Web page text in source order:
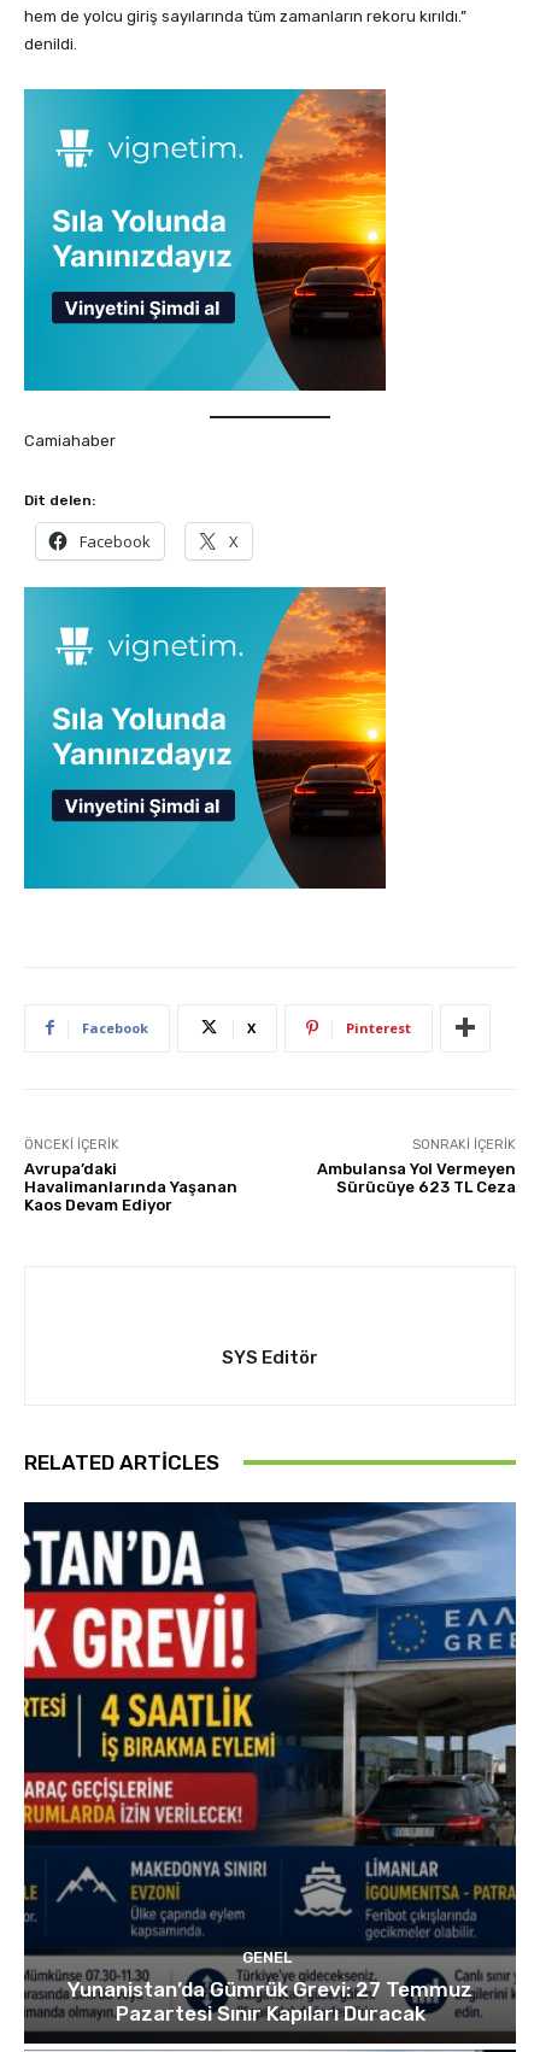
hem de yolcu giriş sayılarında tüm zamanların rekoru kırıldı.”
denildi.
Camiahaber
Dit delen:
Facebook X
Facebook X Pinterest
ÖNCEKI İÇERIK
Avrupa’daki
Havalimanlarında Yaşanan
Kaos Devam Ediyor
SONRAKI İÇERIK
Ambulansa Yol Vermeyen
Sürücüye 623 TL Ceza
SYS Editör
RELATED ARTICLES
GENEL
Yunanistan’da Gümrük Grevi: 27 Temmuz
Pazartesi Sınır Kapıları Duracak